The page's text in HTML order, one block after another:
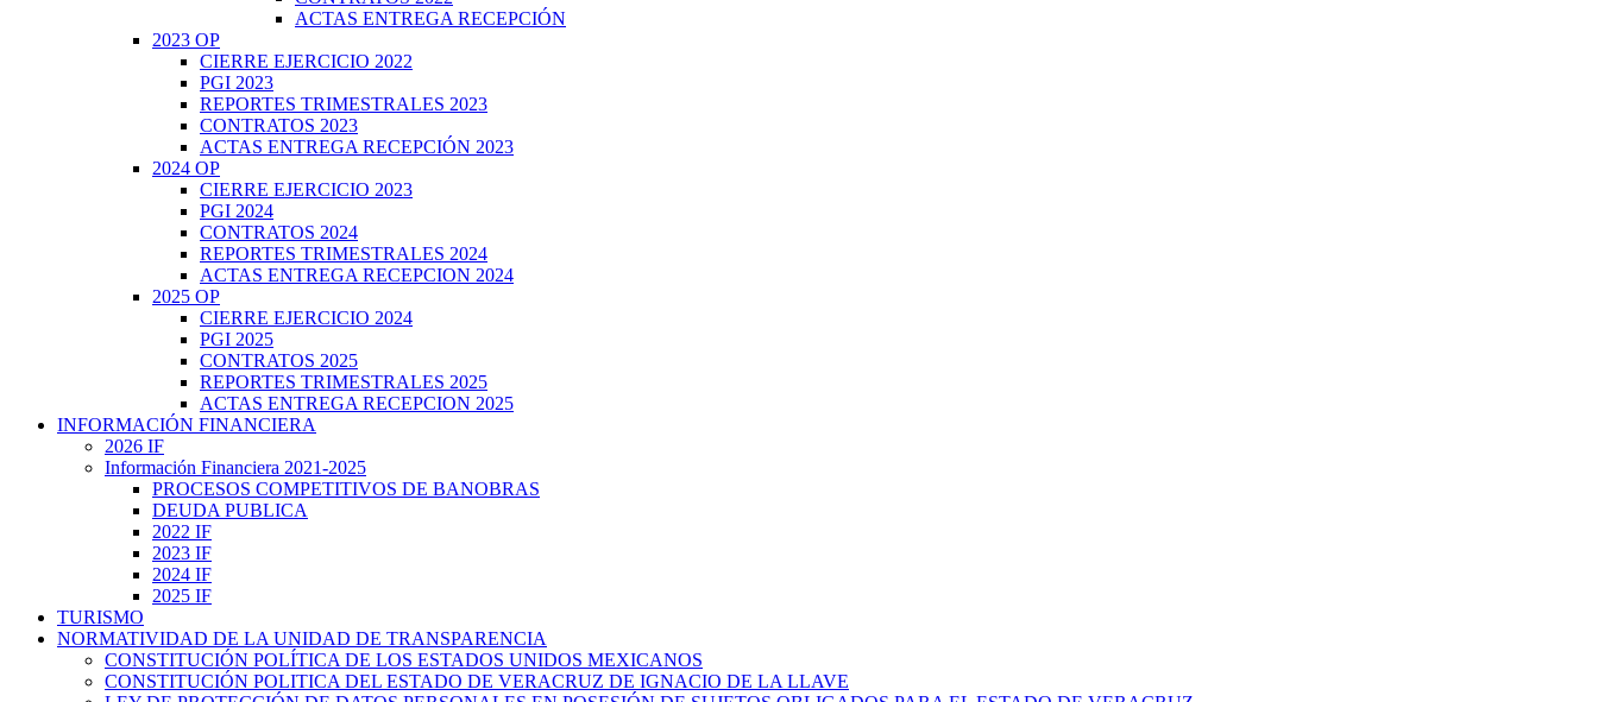
ACTAS ENTREGA RECEPCIÓN
2023 OP
CIERRE EJERCICIO 2022
PGI 2023
REPORTES TRIMESTRALES 2023
CONTRATOS 2023
ACTAS ENTREGA RECEPCIÓN 2023
2024 OP
CIERRE EJERCICIO 2023
PGI 2024
CONTRATOS 2024
REPORTES TRIMESTRALES 2024
ACTAS ENTREGA RECEPCION 2024
2025 OP
CIERRE EJERCICIO 2024
PGI 2025
CONTRATOS 2025
REPORTES TRIMESTRALES 2025
ACTAS ENTREGA RECEPCION 2025
INFORMACIÓN FINANCIERA
2026 IF
Información Financiera 2021-2025
PROCESOS COMPETITIVOS DE BANOBRAS
DEUDA PUBLICA
2022 IF
2023 IF
2024 IF
2025 IF
TURISMO
NORMATIVIDAD DE LA UNIDAD DE TRANSPARENCIA
CONSTITUCIÓN POLÍTICA DE LOS ESTADOS UNIDOS MEXICANOS
CONSTITUCIÓN POLITICA DEL ESTADO DE VERACRUZ DE IGNACIO DE LA LLAVE